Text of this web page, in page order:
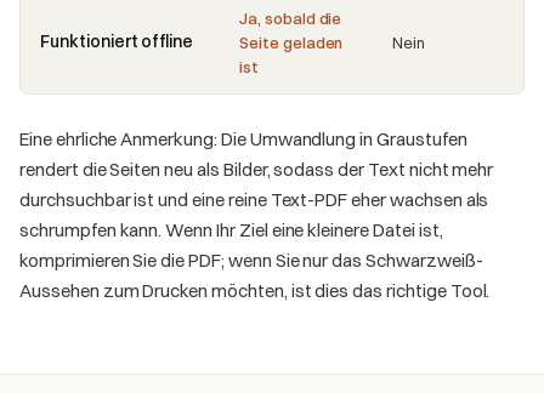
Funktioniert offline
Ja, sobald die
Seite geladen
ist
Nein
Eine ehrliche Anmerkung: Die Umwandlung in Graustufen
rendert die Seiten neu als Bilder, sodass der Text nicht mehr
durchsuchbar ist und eine reine Text-PDF eher wachsen als
schrumpfen kann. Wenn Ihr Ziel eine kleinere Datei ist,
komprimieren Sie die PDF; wenn Sie nur das Schwarzweiß-
Aussehen zum Drucken möchten, ist dies das richtige Tool.